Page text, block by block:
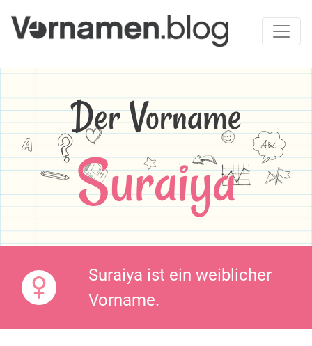
Der Vorname
Suraiya
Suraiya ist ein weiblicher
Vorname.